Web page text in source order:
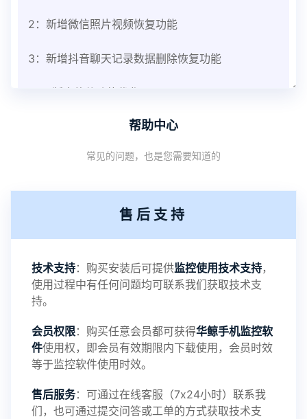
2：新增微信照片视频恢复功能
3：新增抖音聊天记录数据删除恢复功能
1：优化监控终端从当前监控界面切换其他被控端手
机设备响应慢问题
4：优化离线云储存服务器相册照片文件夹路径问题
5：优化关闭监控后离线设置云储存对方微信聊天记
录文件改为自定义文件名称
提示：
提示1：为避免异常风险情况，传输对方手机数据文
帮助中心
常见的问题，也是您需要知道的
售后支持
技术支持：购买安装后可提供监控使用技术支持，
使用过程中有任何问题均可联系我们获取技术支
持。
会员权限：购买任意会员都可获得华鲸手机监控软
件使用权，即会员有效期限内下载使用，会员时效
等于监控软件使用时效。
售后服务：可通过在线客服（7x24小时）联系我
们，也可通过提交问答或工单的方式获取技术支